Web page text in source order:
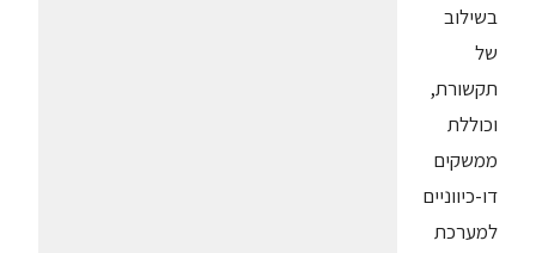
בשילוב
של
תקשורת,
וכוללת
ממשקים
דו-כיווניים
למערכת